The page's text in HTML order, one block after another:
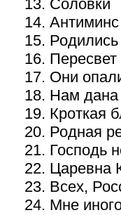
13. Соловки
14. Антиминс
15.
16. Пересвет
17. Они
18. Нам
19. Кроткая
20. Родная
21. Господь
22. Царевна
23. Всех,
24. Мне